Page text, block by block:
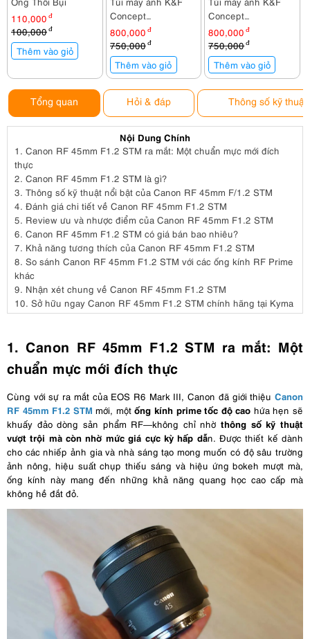
110,000 đ
100,000đ
Thêm vào giỏ
Concept
Sling Bag KF13.141
800,000 đ
750,000 đ
Thêm vào giỏ
Concept
Sling Bag KF13.141V4
800,000 đ
750,000đ
Thêm vào giỏ
Tổng quan Hỏi & đáp Thông số kỹ thuật
Nội Dung Chính
1. Canon RF 45mm F1.2 STM ra mắt: Một chuẩn mực mới đích
thực
2. Canon RF 45mm F1.2 STM là gì?
3. Thông số kỹ thuật nổi bật của Canon RF 45mm F/1.2 STM
4. Đánh giá chi tiết về Canon RF 45mm F1.2 STM
5. Review ưu và nhược điểm của Canon RF 45mm F1.2 STM
6. Canon RF 45mm F1.2 STM có giá bán bao nhiêu?
7. Khả năng tương thích của Canon RF 45mm F1.2 STM
8. So sánh Canon RF 45mm F1.2 STM với các ống kính RF Prime
khác
9. Nhận xét chung về Canon RF 45mm F1.2 STM
10. Sở hữu ngay Canon RF 45mm F1.2 STM chính hãng tại Kyma
1. Canon RF 45mm F1.2 STM ra mắt: Một
chuẩn mực mới đích thực
Cùng với sự ra mắt của EOS R6 Mark III, Canon đã giới thiệu Canon
RF 45mm F1.2 STM mới, mộtống kính prime tốc độ cao hứa hẹn sẽ
khuấy đảo dòng sản phẩm RF—không chỉ nhờthông số kỹ thuật
vượt trội mà còn nhờ mức giá cực kỳ hấp dẫn. Được thiết kế dành
cho các nhiếp ảnh gia và nhà sáng tạo mong muốn có độ sâu trường
ảnh nông, hiệu suất chụp thiếu sáng và hiệu ứng bokeh mượt mà,
ống kính này mang đến những khả năng quang học cao cấp mà
không hề đắt đỏ.